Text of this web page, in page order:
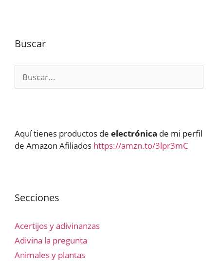
Buscar
Aquí tienes productos de electrónica de mi perfil
de Amazon Afiliados https://amzn.to/3lpr3mC
Secciones
Acertijos y adivinanzas
Adivina la pregunta
Animales y plantas